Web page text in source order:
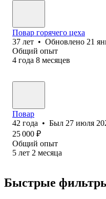
Повар горячего цеха
37 лет • Обновлено 21
Общий опыт
4 года 8 месяцев
Повар
42 года • Был 27 июля
25 000 ₽
Общий опыт
5 лет 2 месяца
Быстрые